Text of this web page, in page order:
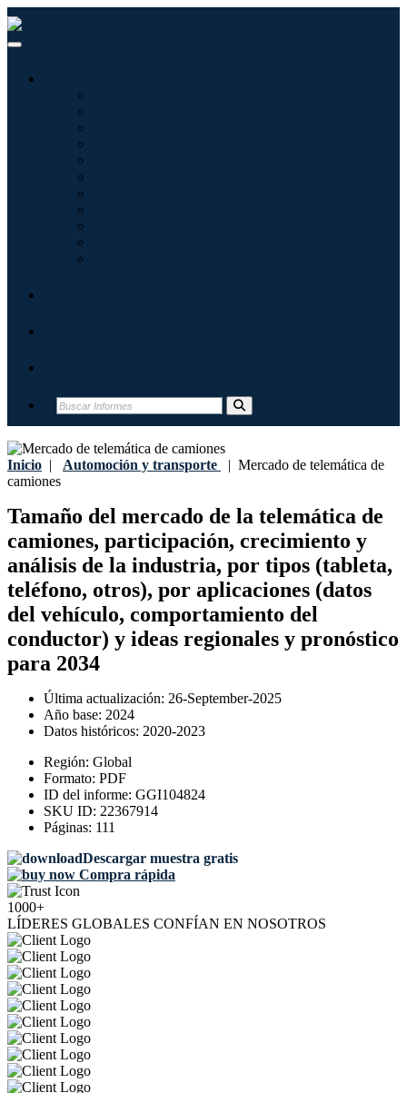
Inicio | Automoción y transporte | Mercado de telemática de
camiones
Tamaño del mercado de la telemática de
camiones, participación, crecimiento y
análisis de la industria, por tipos (tableta,
teléfono, otros), por aplicaciones (datos
del vehículo, comportamiento del
conductor) y ideas regionales y pronóstico
para 2034
Última actualización: 26-September-2025
Año base: 2024
Datos históricos: 2020-2023
Región: Global
Formato: PDF
ID del informe: GGI104824
SKU ID: 22367914
Páginas: 111
Descargar muestra gratis
Compra rápida
1000+
LÍDERES GLOBALES CONFÍAN EN NOSOTROS